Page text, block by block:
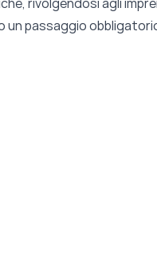
un passaggio